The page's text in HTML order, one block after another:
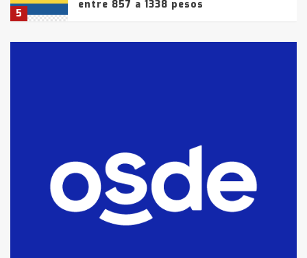
5
entre 857 a 1338 pesos
fueron detenidos por
comercialización de drogas en la
tarde del sábado
T.Lauquen: se vendió el edificio de
lo que fue la planta Industrial del